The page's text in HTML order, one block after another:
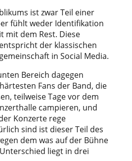
ist zwar Teil einer
fühlt weder Identifikation
mit dem Rest. Diese
der klassischen
in Social Media.
Bereich dagegen
Fans der Band, die
teilweise Tage vor dem
campieren, und
Konzerte rege
sind ist dieser Teil des
dem was auf der Bühne
liegt in drei